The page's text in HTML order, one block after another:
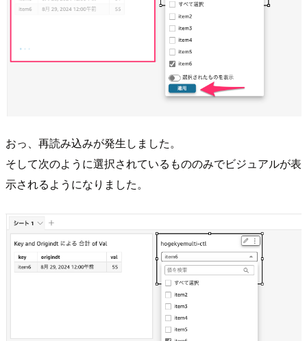
おっ、再読み込みが発生しました。
そして次のように選択されているもののみでビジュアルが表
示されるようになりました。